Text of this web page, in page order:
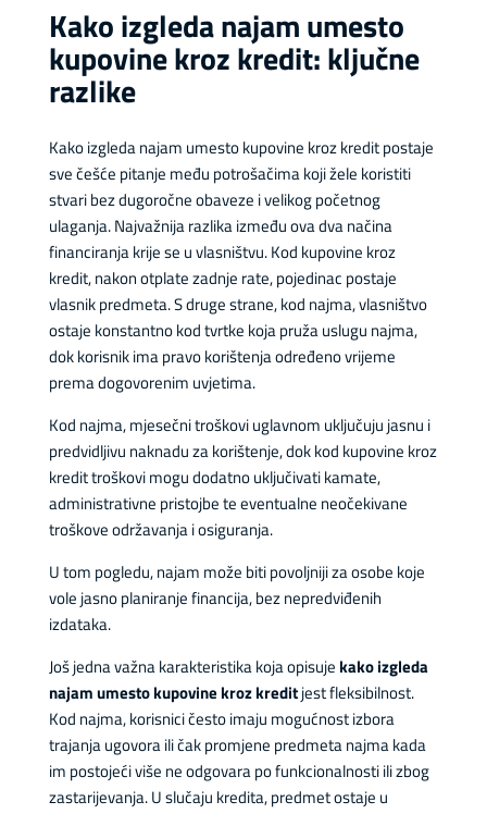
Kako izgleda najam umesto
kupovine kroz kredit: ključne
razlike
Kako izgleda najam umesto kupovine kroz kredit postaje
sve češće pitanje među potrošačima koji žele koristiti
stvari bez dugoročne obaveze i velikog početnog
ulaganja. Najvažnija razlika između ova dva načina
financiranja krije se u vlasništvu. Kod kupovine kroz
kredit, nakon otplate zadnje rate, pojedinac postaje
vlasnik predmeta. S druge strane, kod najma, vlasništvo
ostaje konstantno kod tvrtke koja pruža uslugu najma,
dok korisnik ima pravo korištenja određeno vrijeme
prema dogovorenim uvjetima.
Kod najma, mjesečni troškovi uglavnom uključuju jasnu i
predvidljivu naknadu za korištenje, dok kod kupovine kroz
kredit troškovi mogu dodatno uključivati kamate,
administrativne pristojbe te eventualne neočekivane
troškove održavanja i osiguranja.
U tom pogledu, najam može biti povoljniji za osobe koje
vole jasno planiranje financija, bez nepredviđenih
izdataka.
Još jedna važna karakteristika koja opisuje kako izgleda
najam umesto kupovine kroz kreditjest fleksibilnost.
Kod najma, korisnici često imaju mogućnost izbora
trajanja ugovora ili čak promjene predmeta najma kada
im postojeći više ne odgovara po funkcionalnosti ili zbog
zastarijevanja. U slučaju kredita, predmet ostaje u